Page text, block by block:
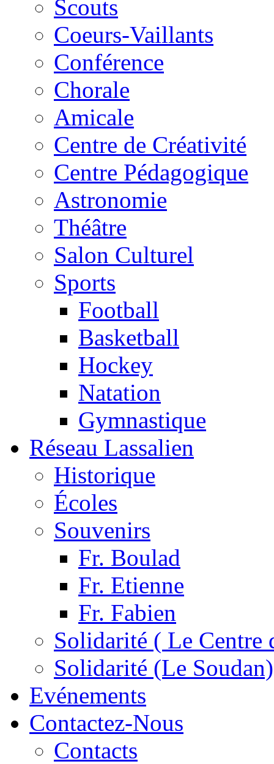
Scouts
Coeurs-Vaillants
Conférence
Chorale
Amicale
Centre de Créativité
Centre Pédagogique
Astronomie
Théâtre
Salon Culturel
Sports
Football
Basketball
Hockey
Natation
Gymnastique
Réseau Lassalien
Historique
Écoles
Souvenirs
Fr. Boulad
Fr. Etienne
Fr. Fabien
Solidarité ( Le Centre
Solidarité (Le Soudan)
Evénements
Contactez-Nous
Contacts